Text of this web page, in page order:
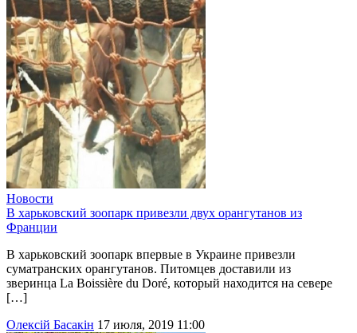
Новости
В харьковский зоопарк привезли двух орангутанов из
Франции
В харьковский зоопарк впервые в Украине привезли
суматранских орангутанов. Питомцев доставили из
зверинца La Boissière du Doré, который находится на севере
[…]
Олексій Басакін 17 июля, 2019 11:00